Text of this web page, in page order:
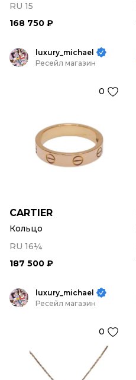
RU 15
168 750 ₽
luxury_michael
Ресейл магазин
0
CARTIER
Кольцо
RU 16¼
187 500 ₽
luxury_michael
Ресейл магазин
0